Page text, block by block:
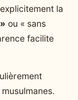
la
ou « sans
facilite